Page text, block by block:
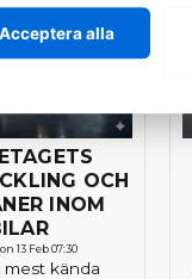
OCH
INOM
13 Feb 07:30
mest kända
Acceptera alla